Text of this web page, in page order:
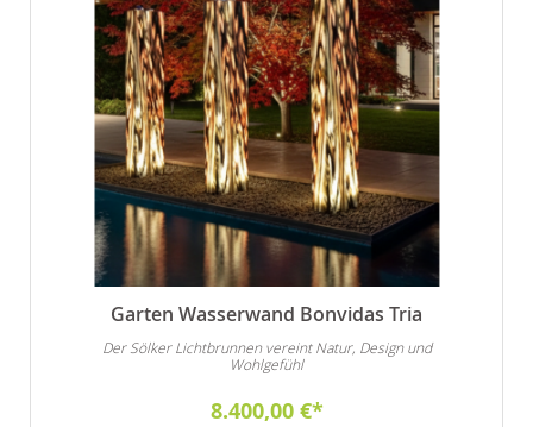
Garten Wasserwand Bonvidas Tria
Der Sölker Lichtbrunnen vereint Natur, Design und
Wohlgefühl
8.400,00 €